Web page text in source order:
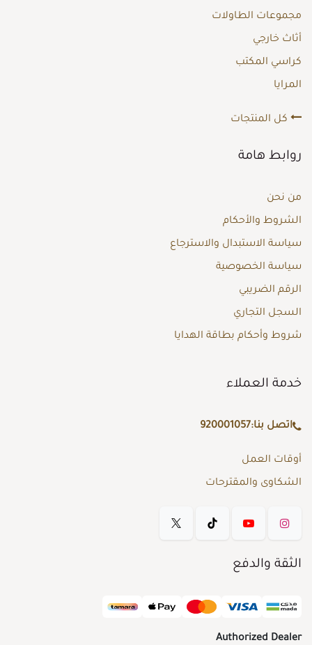
مجموعات الطاولات
أثاث خارجي
كراسي المكتب
المرايا
كل المنتجات
روابط هامة
من نحن
الشروط والأحكام
سياسة الاستبدال والاسترجاع
سياسة الخصوصية
الرقم الضريبي
السجل التجاري
شروط وأحكام بطاقة الهدايا
خدمة العملاء
اتصل بنا:920001057
أوقات العمل
الشكاوى والمقترحات
الثقة والدفع
Authorized Dealer